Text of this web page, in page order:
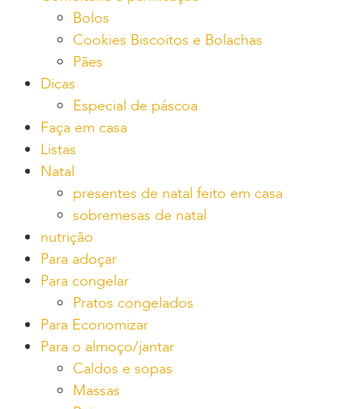
Bolos
Cookies Biscoitos e Bolachas
Pães
Dicas
Especial de páscoa
Faça em casa
Listas
Natal
presentes de natal feito em casa
sobremesas de natal
nutrição
Para adoçar
Para congelar
Pratos congelados
Para Economizar
Para o almoço/jantar
Caldos e sopas
Massas